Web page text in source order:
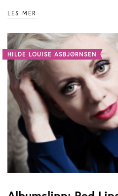
LES MER
HILDE LOUISE ASBJØRNSEN